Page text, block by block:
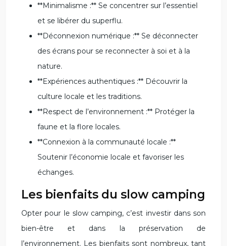
**Minimalisme :** Se concentrer sur l’essentiel
et se libérer du superflu.
**Déconnexion numérique :** Se déconnecter
des écrans pour se reconnecter à soi et à la
nature.
**Expériences authentiques :** Découvrir la
culture locale et les traditions.
**Respect de l’environnement :** Protéger la
faune et la flore locales.
**Connexion à la communauté locale :**
Soutenir l’économie locale et favoriser les
échanges.
Les bienfaits du slow camping
Opter pour le slow camping, c’est investir dans son
bien-être et dans la préservation de
l’environnement. Les bienfaits sont nombreux, tant